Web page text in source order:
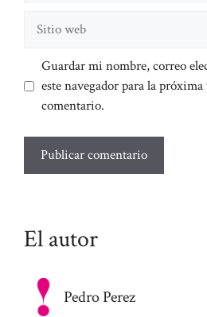
Guardar mi nombre, correo
este navegador para la
comentario.
El autor
Pedro Perez